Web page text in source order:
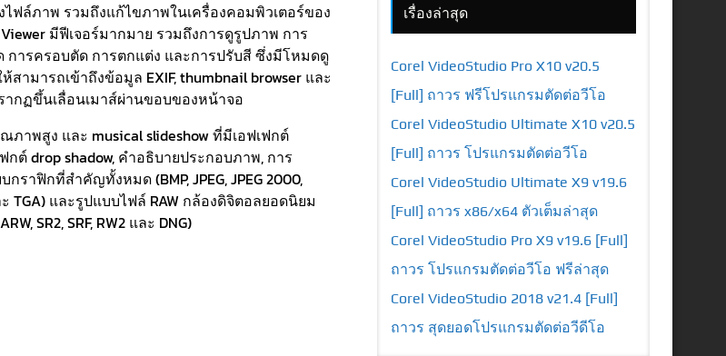
ฟล์ภาพ รวมถึงแก้ไขภาพในเครื่องคอมพิวเตอร์ของ
มีฟีเจอร์มากมาย รวมถึงการดูรูปภาพ การ
การครอบตัด การตกแต่ง และการปรับสี ซึ่งมีโหมดดู
ามารถเข้าถึงข้อมูล EXIF, thumbnail browser และ
กฏขึ้นเลื่อนเมาส์ผ่านขอบของหน้าจอ
าพสูง และ musical slideshow ที่มีเอฟเฟกต์
กต์ drop shadow, คำอธิบายประกอบภาพ, การ
าฟิกที่สำคัญทั้งหมด (BMP, JPEG, JPEG 2000,
และ TGA) และรูปแบบไฟล์ RAW กล้องดิจิตอลยอดนิยม
SR2, SRF, RW2 และ DNG)
เรื่องล่าสุด
Corel VideoStudio Pro X10 v20.5
[Full] ถาวร ฟรีโปรแกรมตัดต่อวีโอ
Corel VideoStudio Ultimate X10 v20.5
[Full] ถาวร โปรแกรมตัดต่อวีโอ
Corel VideoStudio Ultimate X9 v19.6
[Full] ถาวร x86/x64 ตัวเต็มล่าสุด
Corel VideoStudio Pro X9 v19.6 [Full]
ถาวร โปรแกรมตัดต่อวีโอ ฟรีล่าสุด
Corel VideoStudio 2018 v21.4 [Full]
ถาวร สุดยอดโปรแกรมตัดต่อวีดีโอ